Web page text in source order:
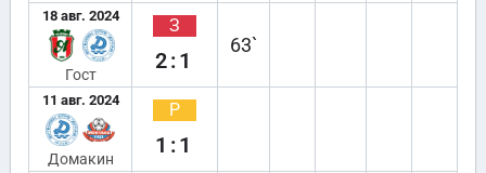
18 авг. 2024
Гост
З
2:1
63`
11 авг. 2024
Домакин
Р
1:1